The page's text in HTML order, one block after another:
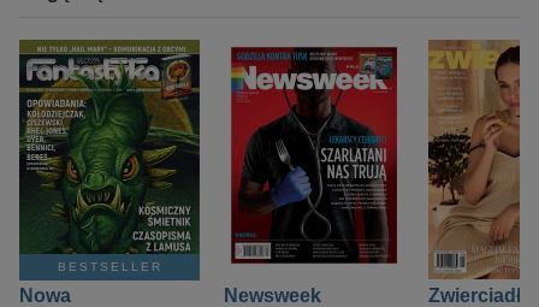
BESTSELLER
Nowa
Newsweek
Zwierciadło